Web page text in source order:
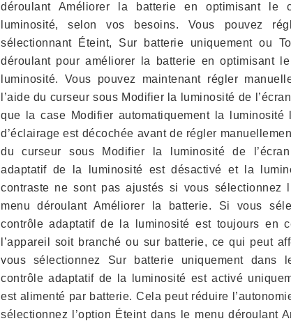
déroulant Améliorer la batterie en optimisant le
luminosité, selon vos besoins. Vous pouvez
sélectionnant Éteint, Sur batterie uniquement ou
déroulant pour améliorer la batterie en optimisant
luminosité. Vous pouvez maintenant régler
l’aide du curseur sous Modifier la luminosité de
que la case Modifier automatiquement la luminosité
d’éclairage est décochée avant de régler
du curseur sous Modifier la luminosité de
adaptatif de la luminosité est désactivé et la
contraste ne sont pas ajustés si vous sélectionnez
menu déroulant Améliorer la batterie. Si vous
contrôle adaptatif de la luminosité est toujours en
l’appareil soit branché ou sur batterie, ce qui peut
vous sélectionnez Sur batterie uniquement dans
contrôle adaptatif de la luminosité est activé
est alimenté par batterie. Cela peut réduire
sélectionnez l’option Éteint dans le menu déroulant